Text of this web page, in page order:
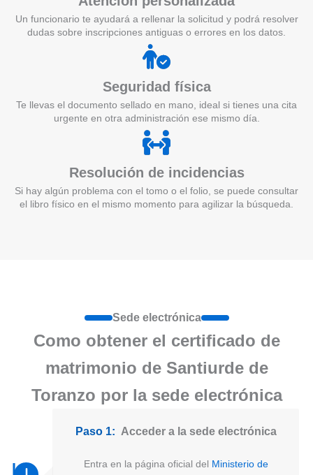
Un funcionario te ayudará a rellenar la solicitud y podrá resolver
dudas sobre inscripciones antiguas o errores en los datos.
Seguridad física
Te llevas el documento sellado en mano, ideal si tienes una cita
urgente en otra administración ese mismo día.
Resolución de incidencias
Si hay algún problema con el tomo o el folio, se puede consultar
el libro físico en el mismo momento para agilizar la búsqueda.
Sede electrónica
Como obtener el certificado de
matrimonio de Santiurde de
Toranzo por la sede electrónica
Paso 1: Acceder a la sede electrónica
Entra en la página oficial del Ministerio de